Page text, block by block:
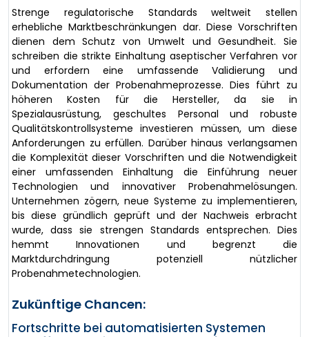
Strenge regulatorische Standards weltweit stellen
erhebliche Marktbeschränkungen dar. Diese Vorschriften
dienen dem Schutz von Umwelt und Gesundheit. Sie
schreiben die strikte Einhaltung aseptischer Verfahren vor
und erfordern eine umfassende Validierung und
Dokumentation der Probenahmeprozesse. Dies führt zu
höheren Kosten für die Hersteller, da sie in
Spezialausrüstung, geschultes Personal und robuste
Qualitätskontrollsysteme investieren müssen, um diese
Anforderungen zu erfüllen. Darüber hinaus verlangsamen
die Komplexität dieser Vorschriften und die Notwendigkeit
einer umfassenden Einhaltung die Einführung neuer
Technologien und innovativer Probenahmelösungen.
Unternehmen zögern, neue Systeme zu implementieren,
bis diese gründlich geprüft und der Nachweis erbracht
wurde, dass sie strengen Standards entsprechen. Dies
hemmt Innovationen und begrenzt die
Marktdurchdringung potenziell nützlicher
Probenahmetechnologien.
Zukünftige Chancen:
Fortschritte bei automatisierten Systemen